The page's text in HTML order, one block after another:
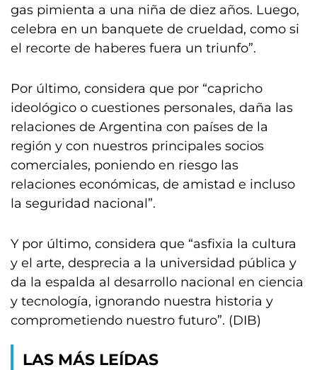
gas pimienta a una niña de diez años. Luego,
celebra en un banquete de crueldad, como si
el recorte de haberes fuera un triunfo”.
Por último, considera que por “capricho
ideológico o cuestiones personales, daña las
relaciones de Argentina con países de la
región y con nuestros principales socios
comerciales, poniendo en riesgo las
relaciones económicas, de amistad e incluso
la seguridad nacional”.
Y por último, considera que “asfixia la cultura
y el arte, desprecia a la universidad pública y
da la espalda al desarrollo nacional en ciencia
y tecnología, ignorando nuestra historia y
comprometiendo nuestro futuro”. (DIB)
LAS MÁS LEÍDAS